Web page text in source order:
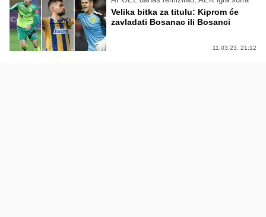
Velika bitka za titulu: Kiprom će
zavladati Bosanac ili Bosanci
11.03.23. 21:12